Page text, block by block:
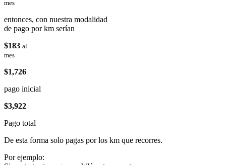
mes
entonces, con nuestra modalidad
de pago por km serían
$183 al
mes
$1,726
pago inicial
$3,922
Pago total
De esta forma solo pagas por los km que recorres.
Por ejemplo: